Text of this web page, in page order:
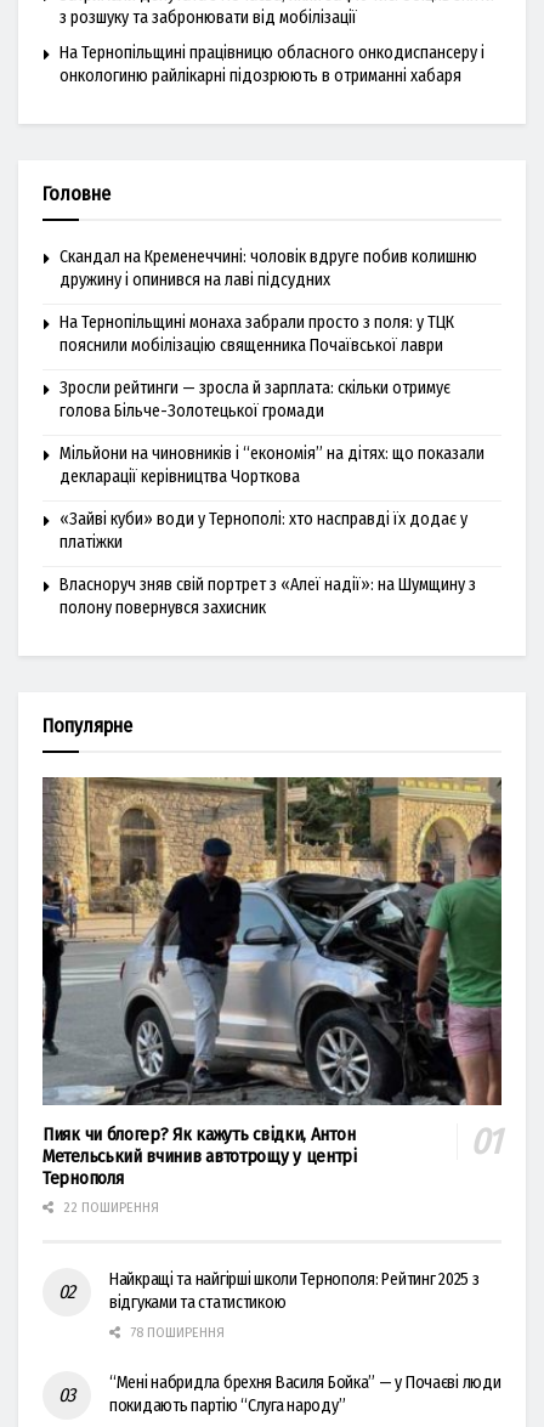
з розшуку та забронювати від мобілізації
На Тернопільщині працівницю обласного онкодиспансеру і
онкологиню райлікарні підозрюють в отриманні хабаря
Головне
Скандал на Кременеччині: чоловік вдруге побив колишню
дружину і опинився на лаві підсудних
На Тернопільщині монаха забрали просто з поля: у ТЦК
пояснили мобілізацію священника Почаївської лаври
Зросли рейтинги — зросла й зарплата: скільки отримує
голова Більче-Золотецької громади
Мільйони на чиновників і “економія” на дітях: що показали
декларації керівництва Чорткова
«Зайві куби» води у Тернополі: хто насправді їх додає у
платіжки
Власноруч зняв свій портрет з «Алеї надії»: на Шумщину з
полону повернувся захисник
Популярне
Пияк чи блогер? Як кажуть свідки, Антон
Метельський вчинив автотрощу у центрі
Тернополя
22 ПОШИРЕННЯ
Найкращі та найгірші школи Тернополя: Рейтинг 2025 з
відгуками та статистикою
78 ПОШИРЕННЯ
“Мені набридла брехня Василя Бойка” — у Почаєві люди
покидають партію “Слуга народу”